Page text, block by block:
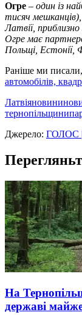
Огре – один із
тисяч
Латвії,
Огре має
Польщі, Естонії,
Раніше ми
автомобілів,
Латвіяновини
тернопільщини
Джерело: ГОЛОС ||
На
державі